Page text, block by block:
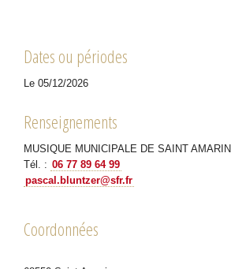
Dates ou périodes
Le 05/12/2026
Renseignements
MUSIQUE MUNICIPALE DE SAINT AMARIN
Tél. : 06 77 89 64 99
pascal.bluntzer@sfr.fr
Coordonnées